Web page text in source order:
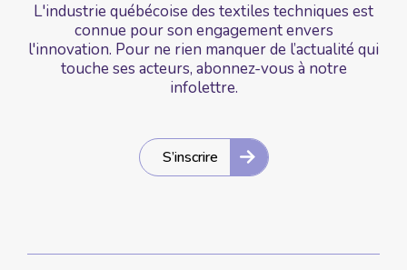
L'industrie québécoise des textiles techniques est
connue pour son engagement envers
l'innovation. Pour ne rien manquer de l’actualité qui
touche ses acteurs, abonnez-vous à notre
infolettre.
S’inscrire